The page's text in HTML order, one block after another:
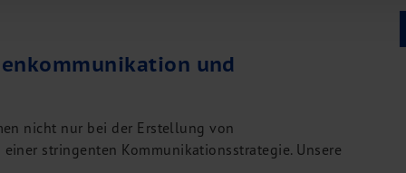
und
nicht nur bei der Erstellung von
stringenten Kommunikationsstrategie. Unsere